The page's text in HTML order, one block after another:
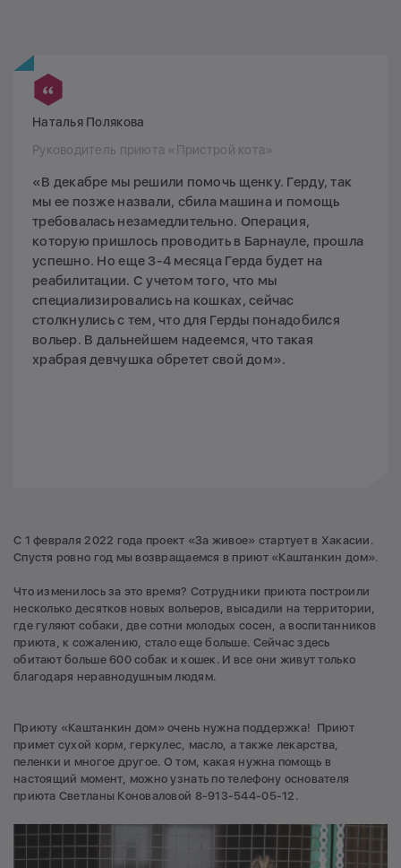
Наталья Полякова
Руководитель приюта «Пристрой кота»
«В декабре мы решили помочь щенку. Герду, так
мы ее позже назвали, сбила машина и помощь
требовалась незамедлительно. Операция,
которую пришлось проводить в Барнауле, прошла
успешно. Но еще 3-4 месяца Герда будет на
реабилитации. С учетом того, что мы
специализировались на кошках, сейчас
столкнулись с тем, что для Герды понадобился
вольер. В дальнейшем надеемся, что такая
храбрая девчушка обретет свой дом».
С 1 февраля 2022 года проект «За живое» стартует в Хакасии.
Спустя ровно год мы возвращаемся в приют «Каштанкин дом».
Что изменилось за это время? Сотрудники приюта построили
несколько десятков новых вольеров, высадили на территории,
где гуляют собаки, две сотни молодых сосен, а воспитанников
приюта, к сожалению, стало еще больше. Сейчас здесь
обитают больше 600 собак и кошек. И все они живут только
благодаря неравнодушным людям.
Приюту «Каштанкин дом» очень нужна поддержка! Приют
примет сухой корм, геркулес, масло, а также лекарства,
пеленки и многое другое. О том, какая нужна помощь в
настоящий момент, можно узнать по телефону основателя
приюта Светланы Коноваловой 8-913-544-05-12.